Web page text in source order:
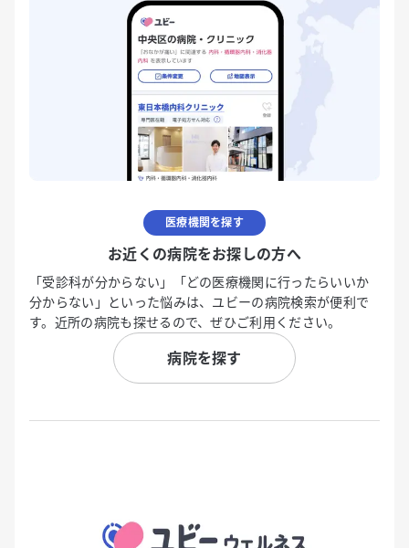
医療機関を探す
お近くの病院をお探しの方へ
「受診科が分からない」「どの医療機関に行ったらいいか
分からない」といった悩みは、ユビーの病院検索が便利で
す。近所の病院も探せるので、ぜひご利用ください。
病院を探す